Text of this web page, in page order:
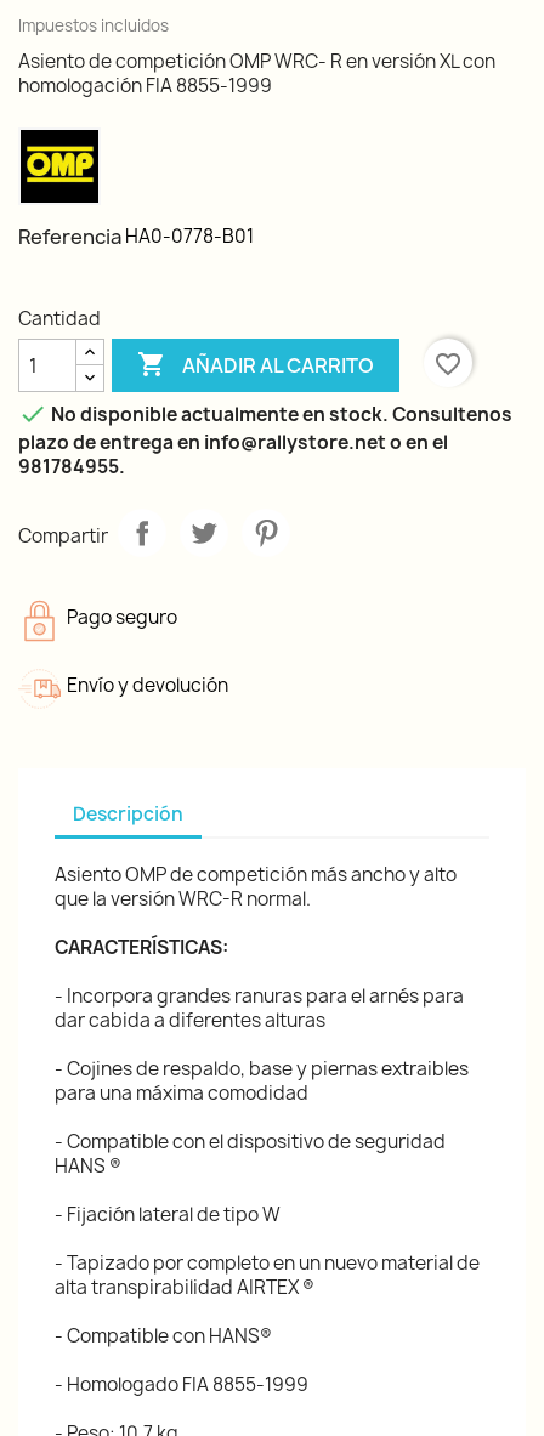
Impuestos incluidos
Asiento de competición OMP WRC- R en versión XL con
homologación FIA 8855-1999
ReferenciaHA0-0778-B01
Cantidad
 AÑADIR AL CARRITO
favorite_border
 No disponible actualmente en stock. Consultenos
plazo de entrega en info@rallystore.net o en el
981784955.
Compartir
Pago seguro
Envío y devolución
Descripción
Asiento OMP de competición más ancho y alto
que la versión WRC-R normal.
CARACTERÍSTICAS:
- Incorpora grandes ranuras para el arnés para
dar cabida a diferentes alturas
- Cojines de respaldo, base y piernas extraibles
para una máxima comodidad
- Compatible con el dispositivo de seguridad
HANS ®
- Fijación lateral de tipo W
- Tapizado por completo en un nuevo material de
alta transpirabilidad AIRTEX ®
- Compatible con HANS®
- Homologado FIA 8855-1999